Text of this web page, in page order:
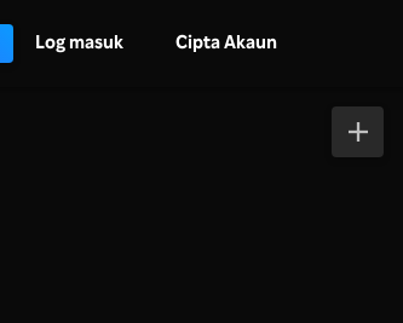
Log masuk Cipta Akaun